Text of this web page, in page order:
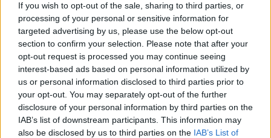
If you wish to opt-out of the sale, sharing to third parties, or
processing of your personal or sensitive information for
targeted advertising by us, please use the below opt-out
section to confirm your selection. Please note that after your
opt-out request is processed you may continue seeing
interest-based ads based on personal information utilized by
us or personal information disclosed to third parties prior to
your opt-out. You may separately opt-out of the further
disclosure of your personal information by third parties on the
IAB’s list of downstream participants. This information may
also be disclosed by us to third parties on the IAB’s List of
Eladó adatai
Eladó: Aukcio.net - Mike
Portobello Aukciósház
Cím: Vízkeleti Lívia
Mipo Kft
Budapest
+36703805044
1053